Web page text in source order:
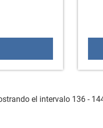
SOBRE
el intervalo 136 -